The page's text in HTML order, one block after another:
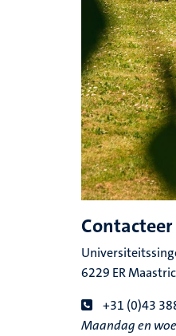
6229 ER
+31 (0)43
Maandag en